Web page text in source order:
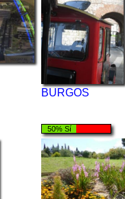
BURGOS
50% Sí